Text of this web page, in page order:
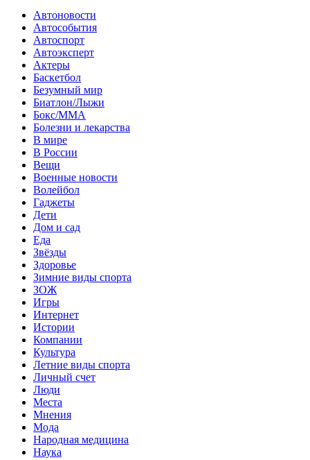
Автоновости
Автособытия
Автоспорт
Автоэксперт
Актеры
Баскетбол
Безумный мир
Биатлон/Лыжи
Бокс/MMA
Болезни и лекарства
В мире
В России
Вещи
Военные новости
Волейбол
Гаджеты
Дети
Дом и сад
Еда
Звёзды
Здоровье
Зимние виды спорта
ЗОЖ
Игры
Интернет
Истории
Компании
Культура
Летние виды спорта
Личный счет
Люди
Места
Мнения
Мода
Народная медицина
Наука